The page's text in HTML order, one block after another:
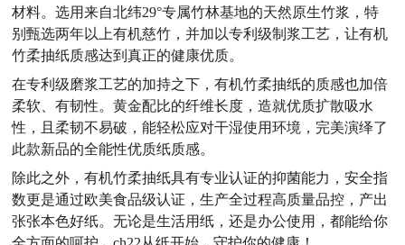
材料。选用来自北纬29°专属竹林基地的天然原生竹浆，特
别甄选两年以上有机慈竹，并加以专利级制浆工艺，让有机
竹柔抽纸质感达到真正的健康优质。
在专利级磨浆工艺的加持之下，有机竹柔抽纸的质感也加倍
柔软、有韧性。黄金配比的纤维长度，造就优质扩散吸水
性，且柔韧不易破，能轻松应对干湿使用环境，完美演绎了
此款新品的全能性优质纸质感。
除此之外，有机竹柔抽纸具有专业认证的抑菌能力，安全指
数更是通过欧美食品级认证，生产全过程高质量品控，产出
张张本色好纸。无论是生活用纸，还是办公使用，都能给你